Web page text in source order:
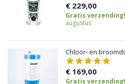
€ 229,00
Gratis verzending!
augustus
Chloor- en
€ 169,00
Gratis verzending!